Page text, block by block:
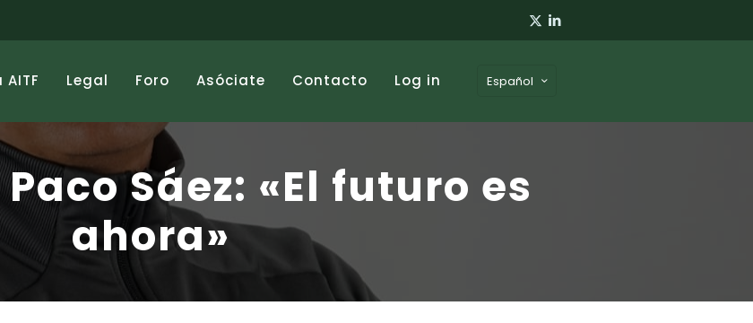
AITF Legal Foro Asóciate Contacto Log in Español
Sáez: «El futuro es
ahora»